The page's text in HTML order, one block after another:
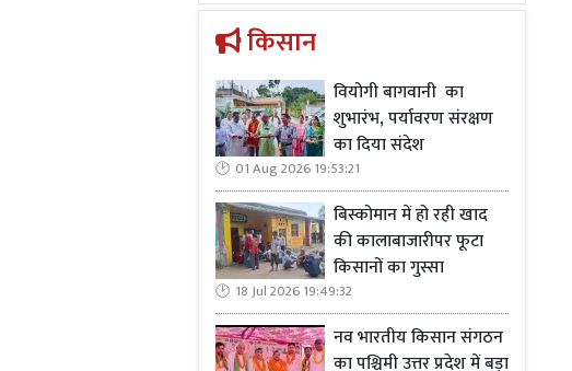
किसान
वियोगी बागवानी का
शुभारंभ, पर्यावरण संरक्षण
का दिया संदेश
01 Aug 2026 19:53:21
बिस्कोमान में हो रही खाद
की कालाबाजारीपर फूटा
किसानों का गुस्सा
18 Jul 2026 19:49:32
नव भारतीय किसान संगठन
का पश्चिमी उत्तर प्रदेश में बड़ा